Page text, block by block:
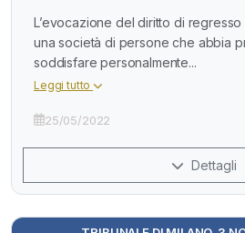
L’evocazione del diritto di
una società di persone che abbia
soddisfare personalmente...
Leggi tutto
25/05/2022
Dettagli